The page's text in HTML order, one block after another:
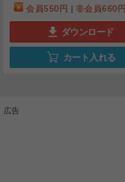
会員550円 非会員660円
ダウンロード
カート入れる
広告